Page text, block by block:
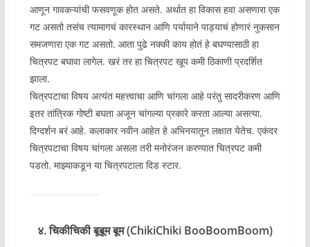
आणून गावकऱ्यांची फसवणूक होत असते. अर्थात हा विकास हवा असणारा एक
गट असतो तसंच त्यामागचं कारस्थान आणि पर्यायाने पाड्याचं होणारं नुकसान
समजणारा एक गट असतो. आता पुढे नक्की काय होतं हे बघण्यासाठी हा
चित्रपट बघावा लागेल. खरं तर हा चित्रपट खूप कमी ठिकाणी प्रदर्शित
झाला.
चित्रपटाचा विषय अत्यंत महत्त्वाचा आणि चांगला आहे परंतु सादरीकरण आणि
इतर तांत्रिक गोष्टी बघता अजून चांगल्या प्रकारे करता आल्या असत्या.
दिग्दर्शन बरं आहे. कलाकार नवीन आहेत हे अभिनयातून लक्षात येतेच. एकंदर
चित्रपटाचा विषय चांगला असला तरी मनोरंजन करण्यात चित्रपट कमी
पडतो. माझ्याकडून या चित्रपटाला दिड स्टार.
४. चिकीचिकी बूबूम बूम (ChikiChiki BooBoomBoom)